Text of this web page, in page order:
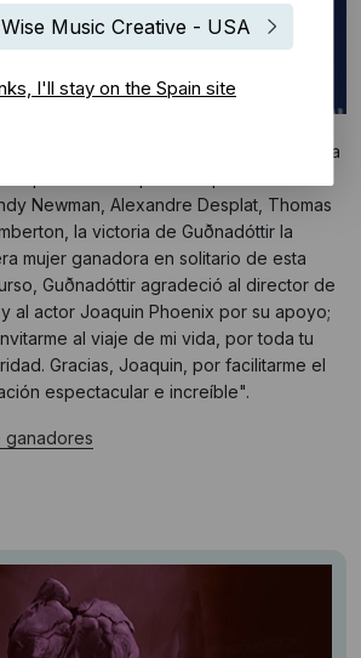
Music Creative - USA
I'll stay on the Spain site
ganado el Globo de Oro a la mejor banda
inquietante composición para
Newman, Alexandre Desplat, Thomas
la victoria de Guðnadóttir la
mujer ganadora en solitario de esta
Guðnadóttir agradeció al director de
al actor Joaquin Phoenix por su apoyo;
al viaje de mi vida, por toda tu
Gracias, Joaquin, por facilitarme el
espectacular e increíble".
ganadores